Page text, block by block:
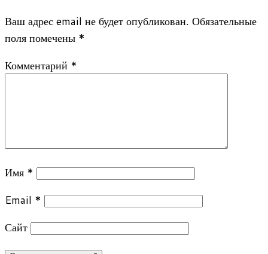
Ваш адрес email не будет опубликован. Обязательные
поля помечены *
Комментарий *
Имя *
Email *
Сайт